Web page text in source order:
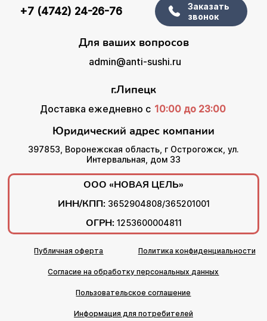
+7 (4742) 24-26-76
Заказать
звонок
Для ваших вопросов
admin@anti-sushi.ru
г.Липецк
Доставка ежедневно с 10:00 до 23:00
Юридический адрес компании
397853, Воронежская область, г Острогожск, ул.
Интервальная, дом 33
ООО «НОВАЯ ЦЕЛЬ»
ИНН/КПП: 3652904808/365201001
ОГРН: 1253600004811
Публичная оферта Политика конфиденциальности
Согласие на обработку персональных данных
Пользовательское соглашение
Информация для потребителей